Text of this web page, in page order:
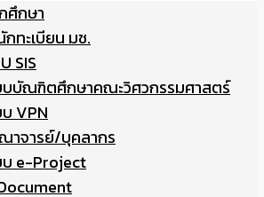
ศึกษา
กทะเบียน มช.
SIS
บบัณฑิตศึกษาคณะวิศวกรรมศาสตร์
บ VPN
าจารย์/บุคลากร
บ e-Project